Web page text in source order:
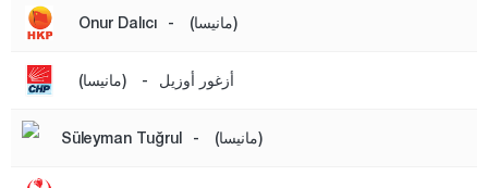
صقاريا
صامسون
Onur Dalıcı - (مانيسا)
أزغور أوزيل - (مانيسا)
Süleyman Tuğrul - (مانيسا)